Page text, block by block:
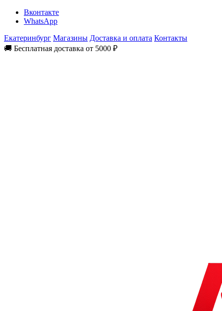
Вконтакте
WhatsApp
Екатеринбург Магазины Доставка и оплата Контакты
🚚 Бесплатная доставка от 5000 ₽